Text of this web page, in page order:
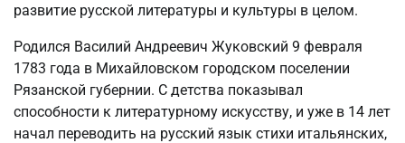
развитие русской литературы и культуры в целом.
Родился Василий Андреевич Жуковский 9 февраля
1783 года в Михайловском городском поселении
Рязанской губернии. С детства показывал
способности к литературному искусству, и уже в 14 лет
начал переводить на русский язык стихи итальянских,